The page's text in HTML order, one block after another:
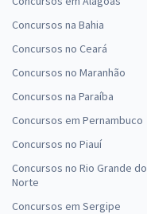
Concursos na Bahia
Concursos no Ceará
Concursos no Maranhão
Concursos na Paraíba
Concursos em Pernambuco
Concursos no Piauí
Concursos no Rio Grande do
Norte
Concursos em Sergipe